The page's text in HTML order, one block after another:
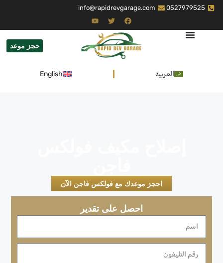
0527979525
info@rapidrevgarage.com
حجز موعد
العربية English
احجز موعدك مع فولكس فاجن الآن
احصل على تقدير